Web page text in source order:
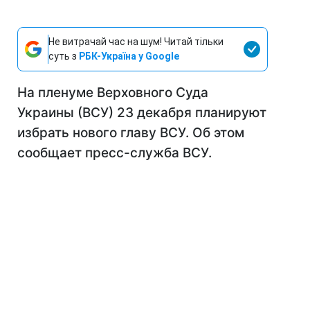
Не витрачай час на шум! Читай тільки
суть з РБК-Україна у Google
На пленуме Верховного Суда
Украины (ВСУ) 23 декабря планируют
избрать нового главу ВСУ. Об этом
сообщает пресс-служба ВСУ.